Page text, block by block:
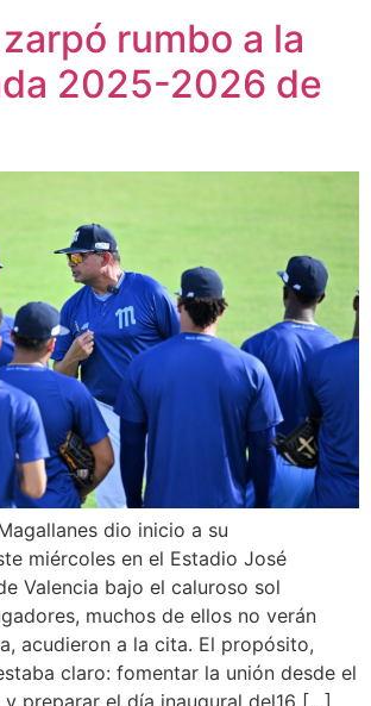
rumbo a la
2025-2026 de
dio inicio a su
miércoles en el Estadio José
Valencia bajo el caluroso sol
muchos de ellos no verán
acudieron a la cita. El propósito,
claro: fomentar la unión desde el